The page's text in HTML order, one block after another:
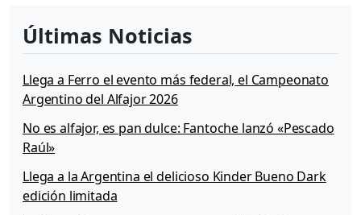
Últimas Noticias
Llega a Ferro el evento más federal, el Campeonato
Argentino del Alfajor 2026
No es alfajor, es pan dulce: Fantoche lanzó «Pescado
Raúl»
Llega a la Argentina el delicioso Kinder Bueno Dark
edición limitada